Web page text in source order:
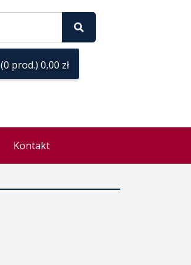
(0 prod.) 0,00 zł
Kontakt